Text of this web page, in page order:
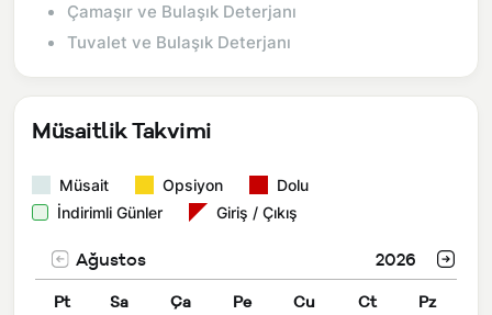
Çamaşır ve Bulaşık Deterjanı
Tuvalet ve Bulaşık Deterjanı
Müsaitlik Takvimi
Müsait Opsiyon
Dolu
İndirimli Günler
Giriş / Çıkış
Ağustos 2026
Pt Sa Ça Pe Cu Ct Pz